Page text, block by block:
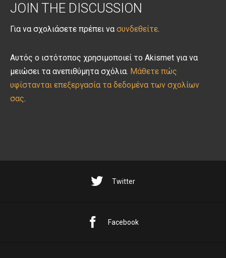
JOIN THE DISCUSSION
Για να σχολιάσετε πρέπει να συνδεθείτε.
Αυτός ο ιστότοπος χρησιμοποιεί το Akismet για να
μειώσει τα ανεπιθύμητα σχόλια. Μάθετε πώς
υφίστανται επεξεργασία τα δεδομένα των σχολίων
σας.
Twitter
Facebook